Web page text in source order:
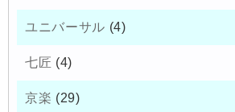
ユニバーサル (4)
七匠 (4)
京楽 (29)